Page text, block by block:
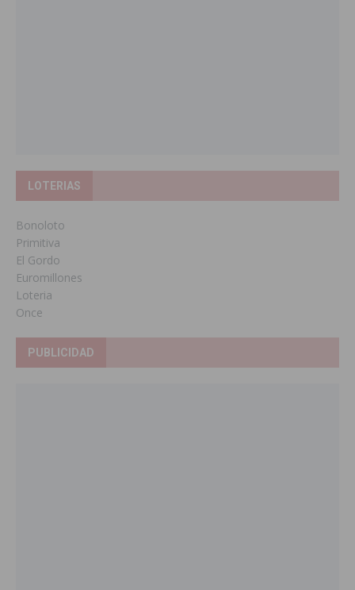
LOTERIAS
Bonoloto
Primitiva
El Gordo
Euromillones
Loteria
Once
PUBLICIDAD